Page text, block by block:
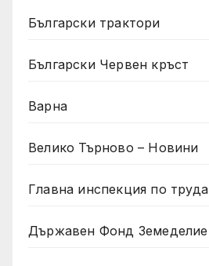
Български трактори
Български Червен кръст
Варна
Велико Търново – Новини
Главна инспекция по труда
Държавен Фонд Земеделие